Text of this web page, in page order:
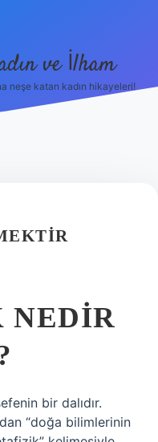
ve İlham
neşe katan kadın hikayeleri!
NEDIR
bir dalıdır.
“doğa bilimlerinin